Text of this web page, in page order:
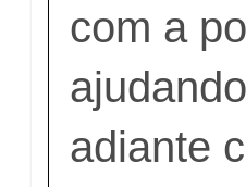
com a
adiante